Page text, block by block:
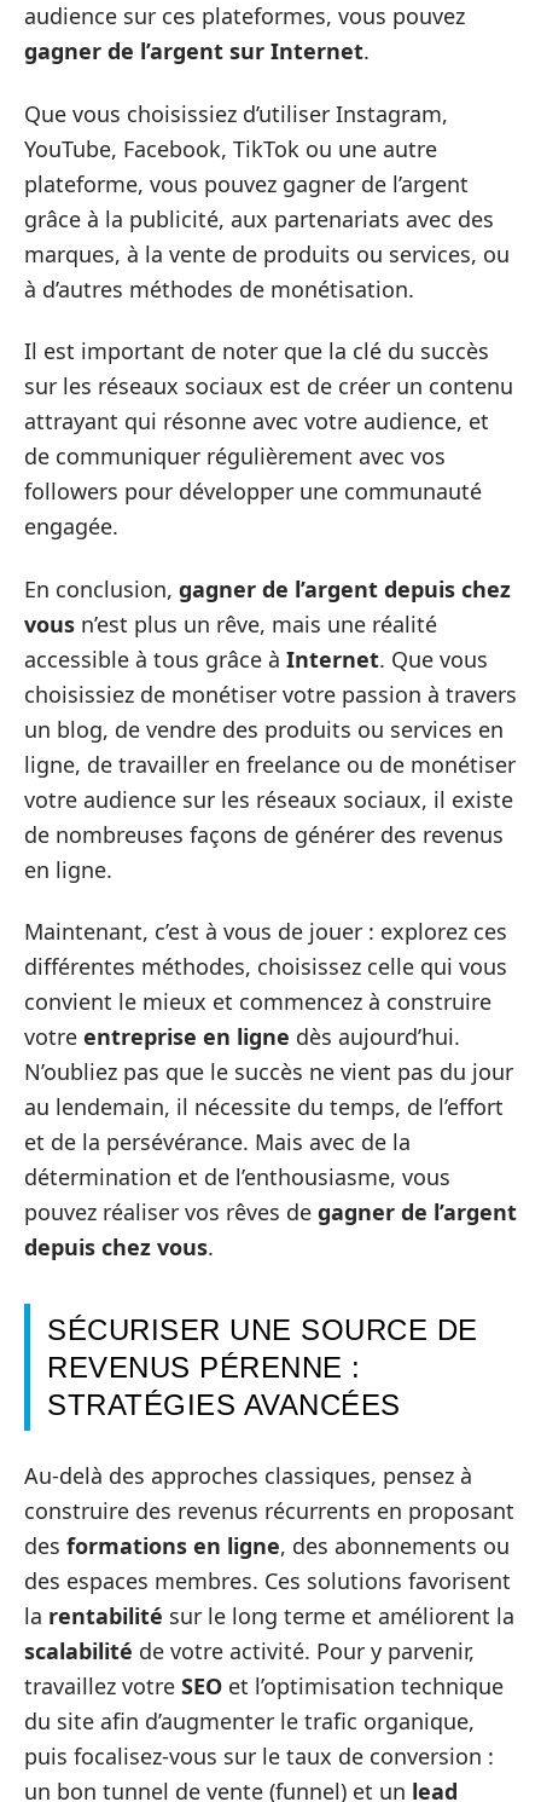
audience sur ces plateformes, vous pouvez
gagner de l’argent sur Internet.
Que vous choisissiez d’utiliser Instagram,
YouTube, Facebook, TikTok ou une autre
plateforme, vous pouvez gagner de l’argent
grâce à la publicité, aux partenariats avec des
marques, à la vente de produits ou services, ou
à d’autres méthodes de monétisation.
Il est important de noter que la clé du succès
sur les réseaux sociaux est de créer un contenu
attrayant qui résonne avec votre audience, et
de communiquer régulièrement avec vos
followers pour développer une communauté
engagée.
En conclusion, gagner de l’argent depuis chez
vous n’est plus un rêve, mais une réalité
accessible à tous grâce à Internet. Que vous
choisissiez de monétiser votre passion à travers
un blog, de vendre des produits ou services en
ligne, de travailler en freelance ou de monétiser
votre audience sur les réseaux sociaux, il existe
de nombreuses façons de générer des revenus
en ligne.
Maintenant, c’est à vous de jouer : explorez ces
différentes méthodes, choisissez celle qui vous
convient le mieux et commencez à construire
votre entreprise en ligne dès aujourd’hui.
N’oubliez pas que le succès ne vient pas du jour
au lendemain, il nécessite du temps, de l’effort
et de la persévérance. Mais avec de la
détermination et de l’enthousiasme, vous
pouvez réaliser vos rêves de gagner de l’argent
depuis chez vous.
SÉCURISER UNE SOURCE DE
REVENUS PÉRENNE :
STRATÉGIES AVANCÉES
Au-delà des approches classiques, pensez à
construire des revenus récurrents en proposant
des formations en ligne, des abonnements ou
des espaces membres. Ces solutions favorisent
la rentabilité sur le long terme et améliorent la
scalabilité de votre activité. Pour y parvenir,
travaillez votre SEO et l’optimisation technique
du site afin d’augmenter le trafic organique,
puis focalisez-vous sur le taux de conversion :
un bon tunnel de vente (funnel) et un lead